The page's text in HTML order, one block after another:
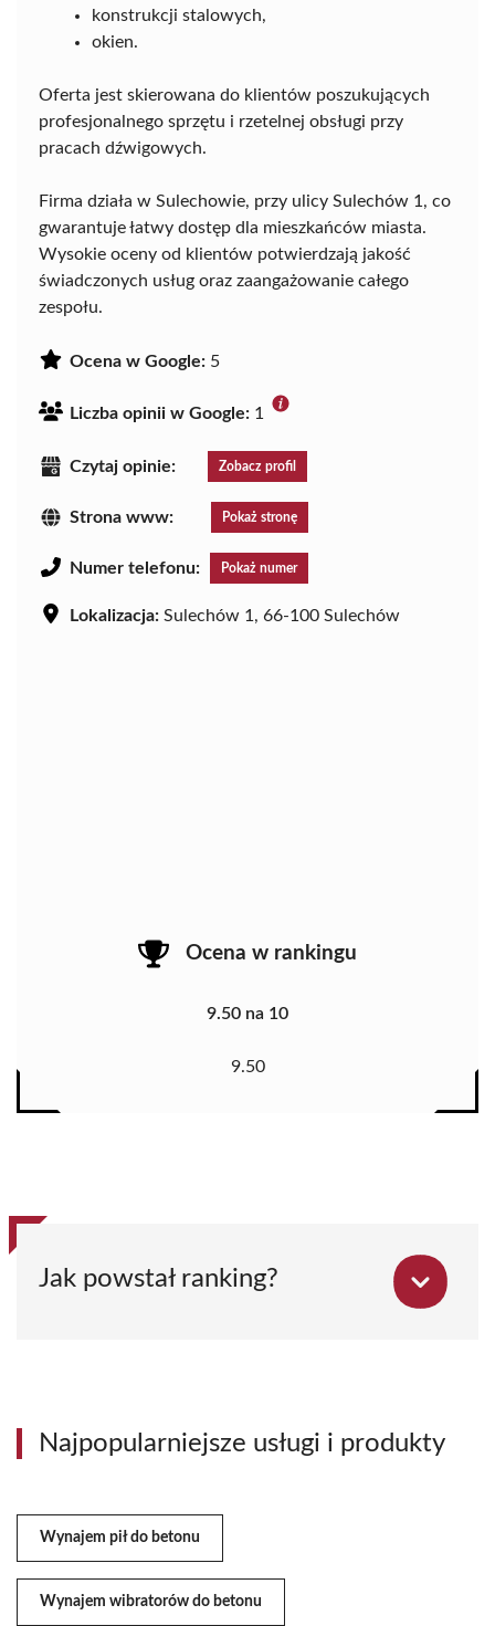
konstrukcji stalowych,
okien.
Oferta jest skierowana do klientów poszukujących
profesjonalnego sprzętu i rzetelnej obsługi przy
pracach dźwigowych.
Firma działa w Sulechowie, przy ulicy Sulechów 1, co
gwarantuje łatwy dostęp dla mieszkańców miasta.
Wysokie oceny od klientów potwierdzają jakość
świadczonych usług oraz zaangażowanie całego
zespołu.
Ocena w Google: 5
Liczba opinii w Google: 1
Czytaj opinie: Zobacz profil
Strona www: Pokaż stronę
Numer telefonu: Pokaż numer
Lokalizacja: Sulechów 1, 66-100 Sulechów
Ocena w rankingu
9.50 na 10
9.50
Jak powstał ranking?
Najpopularniejsze usługi i produkty
Wynajem pił do betonu
Wynajem wibratorów do betonu